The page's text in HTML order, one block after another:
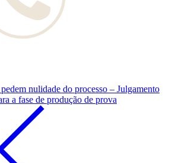
nulidade do processo – Julgamento
a fase de produção de prova